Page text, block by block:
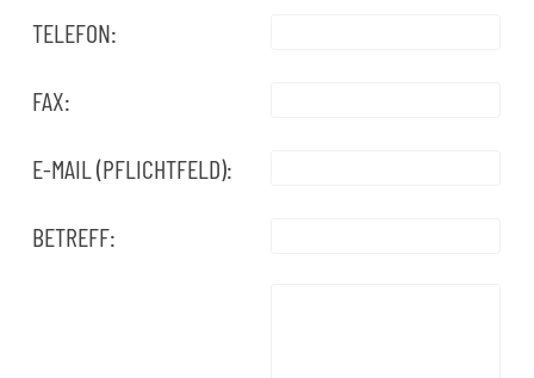
TELEFON:
FAX:
E-MAIL (PFLICHTFELD):
BETREFF: